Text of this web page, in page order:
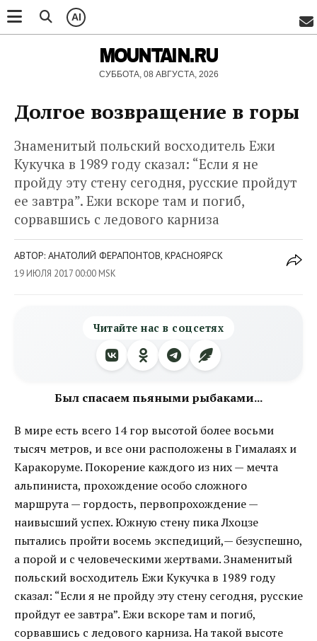
AI
MOUNTAIN.RU
СУББОТА, 08 АВГУСТА, 2026
Долгое возвращение в горы
Знаменитый польский восходитель Ежи
Кукучка в 1989 году сказал: “Если я не
пройду эту стену сегодня, русские пройдут
ее завтра”. Ежи вскоре там и погиб,
сорвавшись с ледового карниза
АВТОР: АНАТОЛИЙ ФЕРАПОНТОВ, КРАСНОЯРСК
19 ИЮЛЯ 2017 00:00 MSK
Читайте нас в соцсетях
Был спасаем пьяными рыбаками...
В мире есть всего 14 гор высотой более восьми
тысяч метров, и все они расположены в Гималаях и
Каракоруме. Покорение каждого из них — мечта
альпиниста, прохождение особо сложного
маршрута — гордость, первопрохождение —
наивысший успех. Южную стену пика Лхоцзе
пытались пройти восемь экспедиций,— безуспешно,
а порой и с человеческими жертвами. Знаменитый
польский восходитель Ежи Кукучка в 1989 году
сказал: “Если я не пройду эту стену сегодня, русские
пройдут ее завтра”. Ежи вскоре там и погиб,
сорвавшись с ледового карниза. На такой высоте